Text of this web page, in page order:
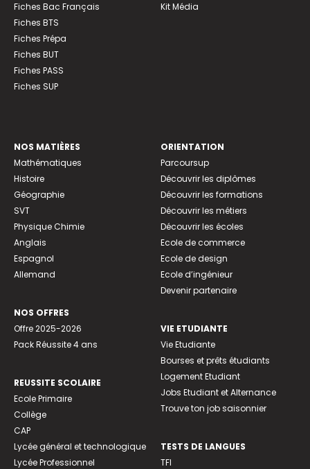
Fiches Bac Français
Fiches BTS
Fiches Prépa
Fiches BUT
Fiches PASS
Fiches SUP
Kit Média
NOS MATIÈRES
Mathématiques
Histoire
Géographie
SVT
Physique Chimie
Anglais
Espagnol
Allemand
NOS OFFRES
Offre 2025-2026
Pack Réussite 4 ans
REUSSITE SCOLAIRE
Ecole Primaire
Collège
CAP
Lycée général et technologique
Lycée Professionnel
ORIENTATION
Parcoursup
Découvrir les diplômes
Découvrir les formations
Découvrir les métiers
Découvrir les écoles
Ecole de commerce
Ecole de design
Ecole d’ingénieur
Devenir partenaire
VIE ETUDIANTE
Vie Etudiante
Bourses et prêts étudiants
Logement Etudiant
Jobs Etudiant et Alternance
Trouve ton job saisonnier
TESTS DE LANGUES
TFI